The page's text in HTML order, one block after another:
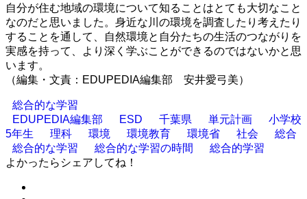
自分が住む地域の環境について知ることはとても大切なこと
なのだと思いました。身近な川の環境を調査したり考えたり
することを通して、自然環境と自分たちの生活のつながりを
実感を持って、より深く学ぶことができるのではないかと思
います。
（編集・文責：EDUPEDIA編集部 安井愛弓美）
総合的な学習
EDUPEDIA編集部
ESD 千葉県 単元計画
小学校
5年生
理科 環境 環境教育 環境省 社会
総合
総合的な学習
総合的な学習の時間
総合的学習
よかったらシェアしてね！